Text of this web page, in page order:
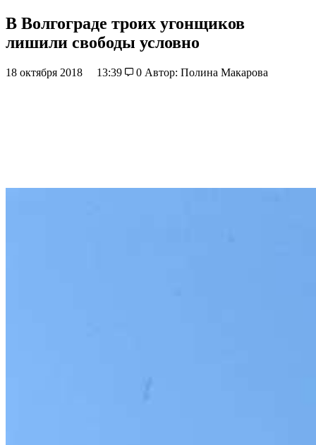
В Волгограде троих угонщиков
лишили свободы условно
18 октября 2018 13:39 0 Автор: Полина Макарова